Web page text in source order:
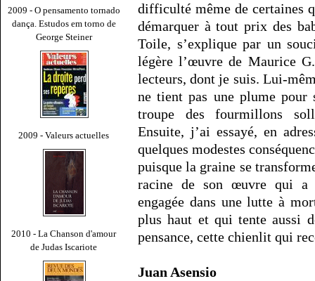
2009 - O pensamento tornado
dança. Estudos em torno de
George Steiner
2009 - Valeurs actuelles
2010 - La Chanson d'amour
de Judas Iscariote
difficulté même de certaines
démarquer à tout prix des
Toile, s’explique par un
légère l’œuvre de Maurice
lecteurs, dont je suis. Lui-
ne tient pas une plume pour
troupe des fourmillons
Ensuite, j’ai essayé, en
quelques modestes
puisque la graine se
racine de son œuvre qui a
engagée dans une lutte à
plus haut et qui tente aussi
pensance, cette chienlit qui
Juan Asensio